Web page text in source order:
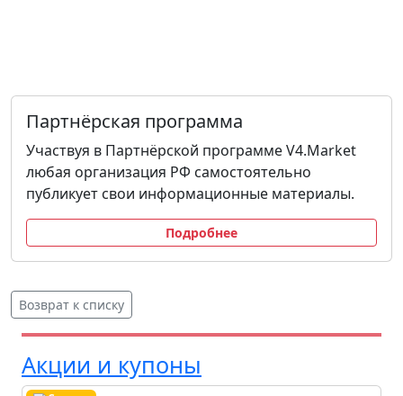
Партнёрская программа
Участвуя в Партнёрской программе V4.Market
любая организация РФ самостоятельно
публикует свои информационные материалы.
Подробнее
Возврат к списку
Акции и купоны